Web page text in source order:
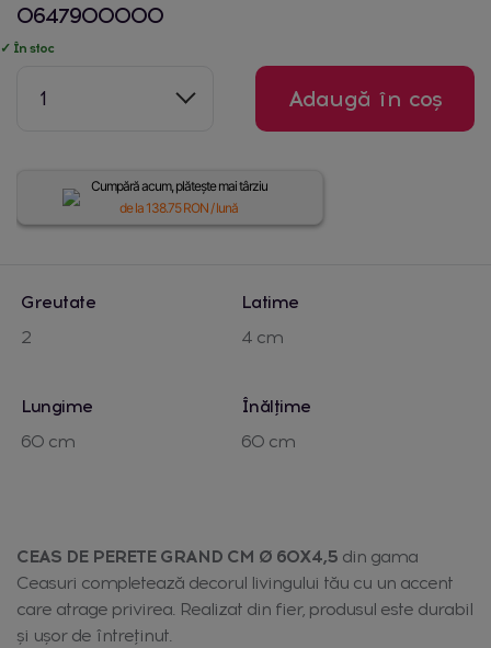
0647900000
✓ În stoc
1 Adaugă în coș
Cumpără acum, plătește mai târziu
de la138.75RON / lună
Greutate
2
Latime
4 cm
Lungime
60 cm
Înălțime
60 cm
CEAS DE PERETE GRAND CM Ø 60X4,5 din gama
Ceasuri completează decorul livingului tău cu un accent
care atrage privirea. Realizat din fier, produsul este durabil
și ușor de întreținut.